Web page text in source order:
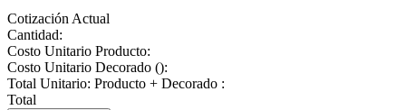
Cotización Actual
Cantidad:
Costo Unitario Producto:
Costo Unitario Decorado ():
Total Unitario: Producto + Decorado :
Total